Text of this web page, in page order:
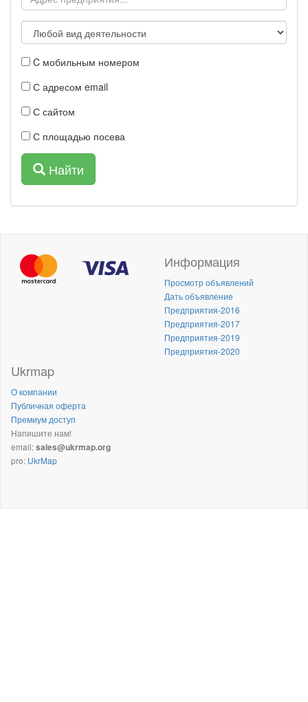
C мобильным номером
С адресом email
С сайтом
С площадью посева
Найти
Информация
Просмотр объявлений
Дать объявление
Предприятия-2016
Предприятия-2017
Предприятия-2019
Предприятия-2020
Ukrmap
О компании
Публичная оферта
Премиум доступ
Напишите нам!
email:sales@ukrmap.org
pro: UkrMap